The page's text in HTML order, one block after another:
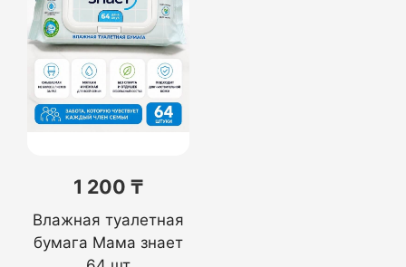
1 200 ₸
Влажная туалетная
бумага Мама знает